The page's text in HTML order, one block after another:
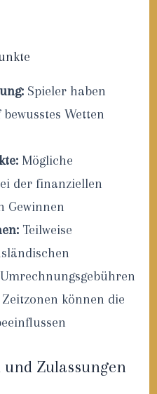
Spieler haben
Wetten
Mögliche
der finanziellen
Gewinnen
Teilweise
Zeitzonen können die
Zulassungen